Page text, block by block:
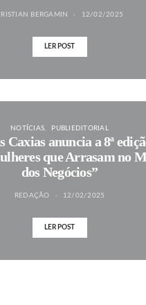
BERGAMIN 12/02/2025
LER POST
NOTÍCIAS PUBLIEDITORIAL
Caxias anuncia a 8ª
que Arrasam no
dos Negócios”
REDAÇÃO 12/02/2025
LER POST